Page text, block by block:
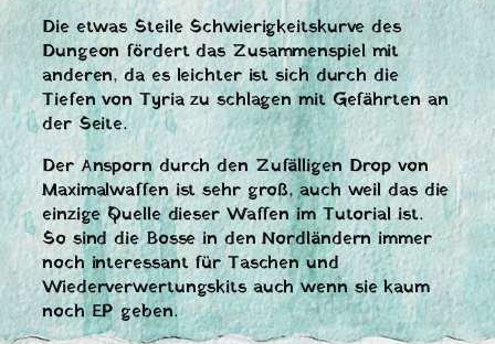
Die etwas Steile Schwierigkeitskurve des
Dungeon fördert das Zusammenspiel mit
anderen, da es leichter ist sich durch die
Tiefen von Tyria zu schlagen mit Gefährten an
der Seite.
Der Ansporn durch den Zufälligen Drop von
Maximalwaffen ist sehr groß, auch weil das die
einzige Quelle dieser Waffen im Tutorial ist.
So sind die Bosse in den Nordländern immer
noch interessant für Taschen und
Wiederverwertungskits auch wenn sie kaum
noch EP geben.